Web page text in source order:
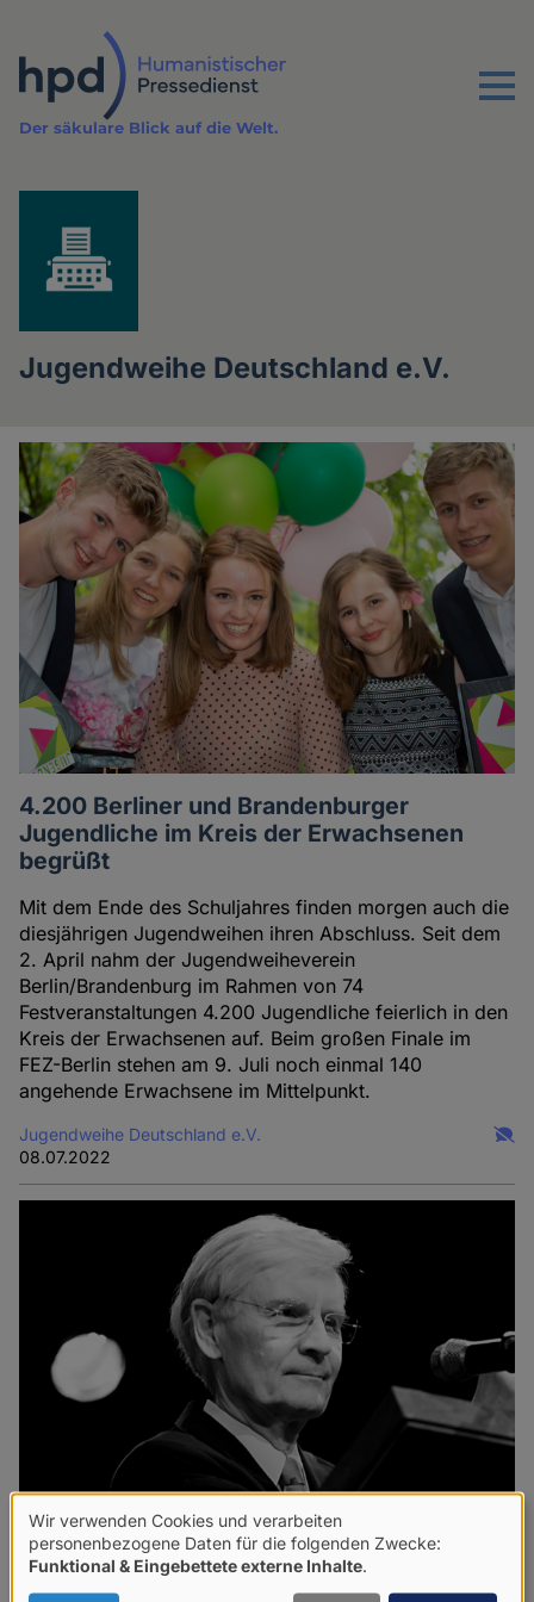
Inhalt
Menu
Der säkulare Blick auf die Welt.
Jugendweihe Deutschland e.V.
Artikel
der
Autorin
4.200 Berliner und Brandenburger
Jugendliche im Kreis der Erwachsenen
begrüßt
Mit dem Ende des Schuljahres finden morgen auch die
diesjährigen Jugendweihen ihren Abschluss. Seit dem
2. April nahm der Jugendweiheverein
Berlin/Brandenburg im Rahmen von 74
Festveranstaltungen 4.200 Jugendliche feierlich in den
Kreis der Erwachsenen auf. Beim großen Finale im
FEZ-Berlin stehen am 9. Juli noch einmal 140
angehende Erwachsene im Mittelpunkt.
Jugendweihe Deutschland e.V.
08.07.2022
"Es ist eine traurige Pflicht"
Verwendung
von
Wir verwenden Cookies und verarbeiten
personenbezogene Daten für die folgenden Zwecke:
Funktional & Eingebettete externe Inhalte.